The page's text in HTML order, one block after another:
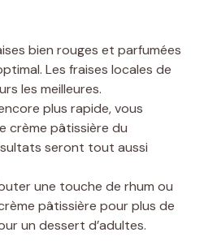
bien rouges et parfumées
Les fraises locales de
les meilleures.
plus rapide, vous
crème pâtissière du
seront tout aussi
une touche de rhum ou
pâtissière pour plus de
un dessert d’adultes.